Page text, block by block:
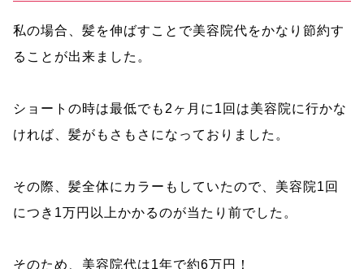
私の場合、髪を伸ばすことで美容院代をかなり節約す
ることが出来ました。
ショートの時は最低でも2ヶ月に1回は美容院に行かな
ければ、髪がもさもさになっておりました。
その際、髪全体にカラーもしていたので、美容院1回
につき1万円以上かかるのが当たり前でした。
そのため、美容院代は1年で約6万円！